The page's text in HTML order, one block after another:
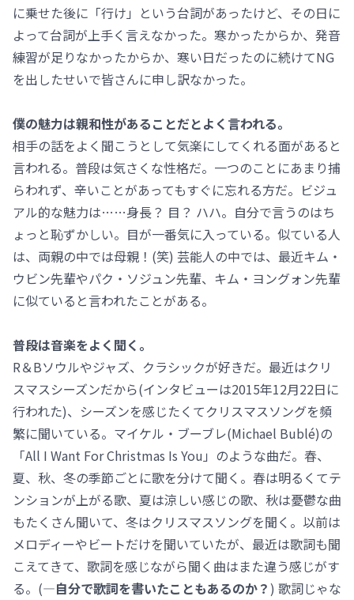
に乗せた後に「行け」という台詞があったけど、その日に
よって台詞が上手く言えなかった。寒かったからか、発音
練習が足りなかったからか、寒い日だったのに続けてNG
を出したせいで皆さんに申し訳なかった。
僕の魅力は親和性があることだとよく言われる。
相手の話をよく聞こうとして気楽にしてくれる面があると
言われる。普段は気さくな性格だ。一つのことにあまり捕
らわれず、辛いことがあってもすぐに忘れる方だ。ビジュ
アル的な魅力は……身長？ 目？ ハハ。自分で言うのはち
ょっと恥ずかしい。目が一番気に入っている。似ている人
は、両親の中では母親！(笑) 芸能人の中では、最近キム・
ウビン先輩やパク・ソジュン先輩、キム・ヨングォン先輩
に似ていると言われたことがある。
普段は音楽をよく聞く。
R＆Bソウルやジャズ、クラシックが好きだ。最近はクリ
スマスシーズンだから(インタビューは2015年12月22日に
行われた)、シーズンを感じたくてクリスマスソングを頻
繁に聞いている。マイケル・ブーブレ(Michael Bublé)の
「All I Want For Christmas Is You」のような曲だ。春、
夏、秋、冬の季節ごとに歌を分けて聞く。春は明るくてテ
ンションが上がる歌、夏は涼しい感じの歌、秋は憂鬱な曲
もたくさん聞いて、冬はクリスマスソングを聞く。以前は
メロディーやビートだけを聞いていたが、最近は歌詞も聞
こえてきて、歌詞を感じながら聞く曲はまた違う感じがす
る。(―自分で歌詞を書いたこともあるのか？) 歌詞じゃな